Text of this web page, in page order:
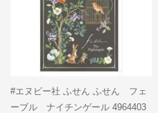
#エヌビー社 ふせん ふせん フェ
ーブル ナイチンゲール 4964403